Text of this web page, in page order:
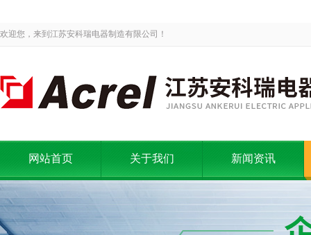
欢迎您，来到江苏安科瑞电器制造有限公司！
网站首页 关于我们 新闻资讯